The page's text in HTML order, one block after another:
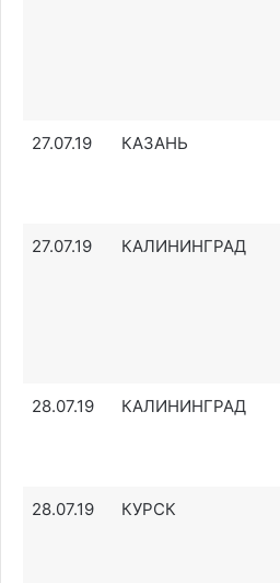
27.07.19 КАЗАНЬ
27.07.19 КАЛИНИНГРАД
28.07.19 КАЛИНИНГРАД
28.07.19 КУРСК